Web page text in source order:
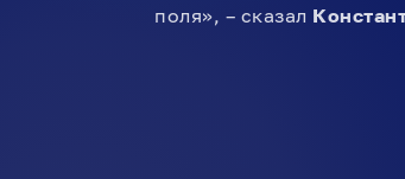
поля», – сказал